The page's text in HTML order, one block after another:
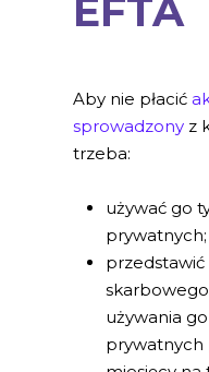
EFTA
Aby nie płacić
sprowadzony z
trzeba:
używać go
prywatnych;
używania
prywatnych